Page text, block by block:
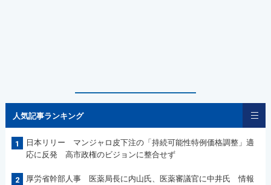
人気記事ランキング
1
日本リリー マンジャロ皮下注の「持続可能性特例価格調整」適
応に反発 高市政権のビジョンに整合せず
2
厚労省幹部人事 医薬局長に内山氏、医薬審議官に中井氏 情報